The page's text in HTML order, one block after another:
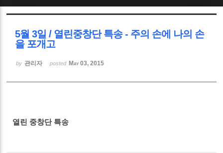
5월 3일 / 열린중창단 특송 - 주의 손에 나의 손
을 포개고
by 관리자 posted May 03, 2015
열린 중창단 특송
Sketchbook5, 스케치북5
Sketchbook5, 스케치북5